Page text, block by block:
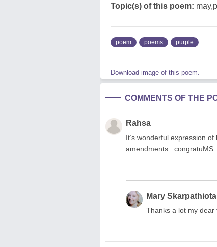
Topic(s) of this poem:
poem poems purple
Download image of this poem.
COMMENTS OF THE
Rahsa
It’s wonderful expression
amendments...congratuMS
Mary
Thanks a lot my dear